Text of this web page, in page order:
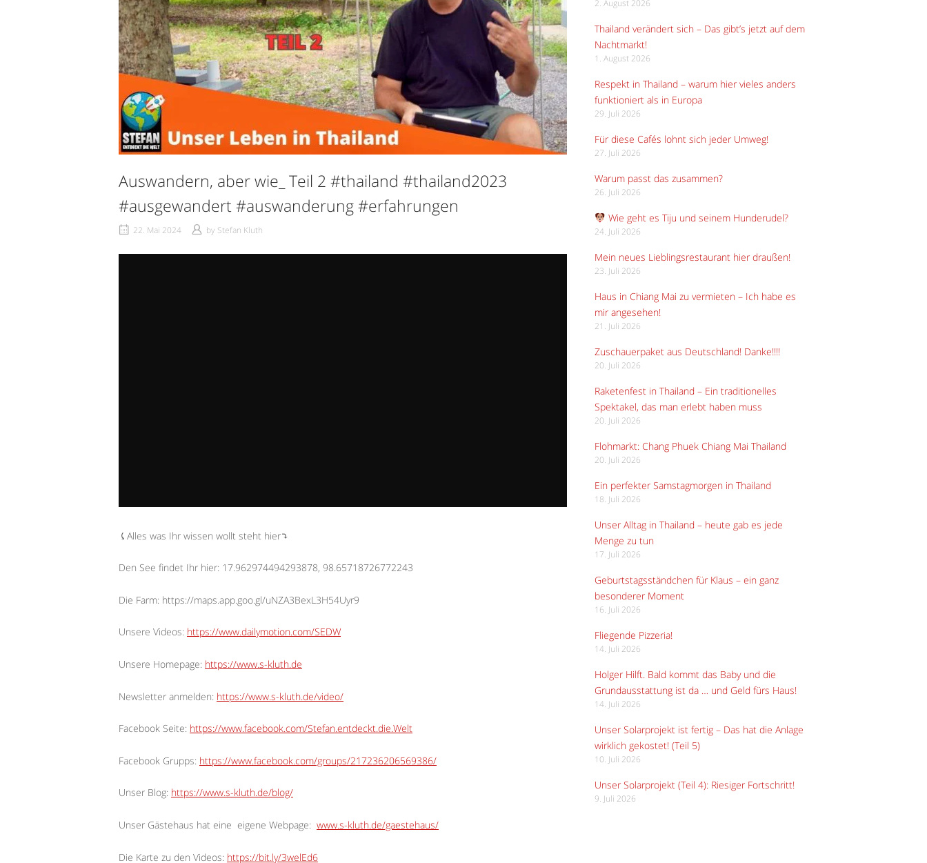
Auswandern, aber wie_ Teil 2 #thailand #thailand2023
#ausgewandert #auswanderung #erfahrungen
22. Mai 2024 by Stefan Kluth
⤹Alles was Ihr wissen wollt steht hier⤵︎
Den See findet Ihr hier: 17.962974494293878, 98.65718726772243
Die Farm: https://maps.app.goo.gl/uNZA3BexL3H54Uyr9
Unsere Videos: https://www.dailymotion.com/SEDW
Unsere Homepage: https://www.s-kluth.de
Newsletter anmelden: https://www.s-kluth.de/video/
Facebook Seite: https://www.facebook.com/Stefan.entdeckt.die.Welt
Facebook Grupps: https://www.facebook.com/groups/217236206569386/
Unser Blog: https://www.s-kluth.de/blog/
Unser Gästehaus hat eine eigene Webpage: www.s-kluth.de/gaestehaus/
Die Karte zu den Videos: https://bit.ly/3welEd6
2. August 2026
Thailand verändert sich – Das gibt’s jetzt auf dem
Nachtmarkt!
1. August 2026
Respekt in Thailand – warum hier vieles anders
funktioniert als in Europa
29. Juli 2026
Für diese Cafés lohnt sich jeder Umweg!
27. Juli 2026
Warum passt das zusammen?
26. Juli 2026
Wie geht es Tiju und seinem Hunderudel?
24. Juli 2026
Mein neues Lieblingsrestaurant hier draußen!
23. Juli 2026
Haus in Chiang Mai zu vermieten – Ich habe es
mir angesehen!
21. Juli 2026
Zuschauerpaket aus Deutschland! Danke!!!!
20. Juli 2026
Raketenfest in Thailand – Ein traditionelles
Spektakel, das man erlebt haben muss
20. Juli 2026
Flohmarkt: Chang Phuek Chiang Mai Thailand
20. Juli 2026
Ein perfekter Samstagmorgen in Thailand
18. Juli 2026
Unser Alltag in Thailand – heute gab es jede
Menge zu tun
17. Juli 2026
Geburtstagsständchen für Klaus – ein ganz
besonderer Moment
16. Juli 2026
Fliegende Pizzeria!
14. Juli 2026
Holger Hilft. Bald kommt das Baby und die
Grundausstattung ist da … und Geld fürs Haus!
14. Juli 2026
Unser Solarprojekt ist fertig – Das hat die Anlage
wirklich gekostet! (Teil 5)
10. Juli 2026
Unser Solarprojekt (Teil 4): Riesiger Fortschritt!
9. Juli 2026